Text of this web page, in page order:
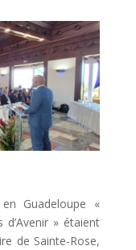
Guadeloupe «
» étaient
de Sainte-Rose,